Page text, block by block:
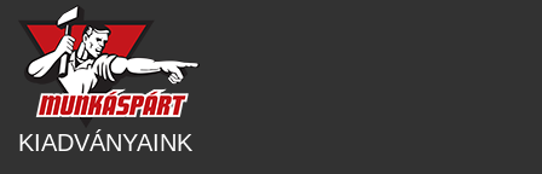
KIADVÁNYAINK